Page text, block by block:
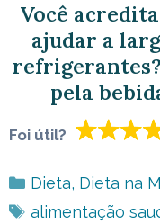
Você
ajudar a
pela
Foi útil?
Categorias
Dieta, Dieta na
Tags
alimentação